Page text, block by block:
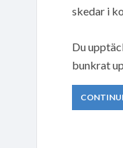
skedar i
Du
bunkrat